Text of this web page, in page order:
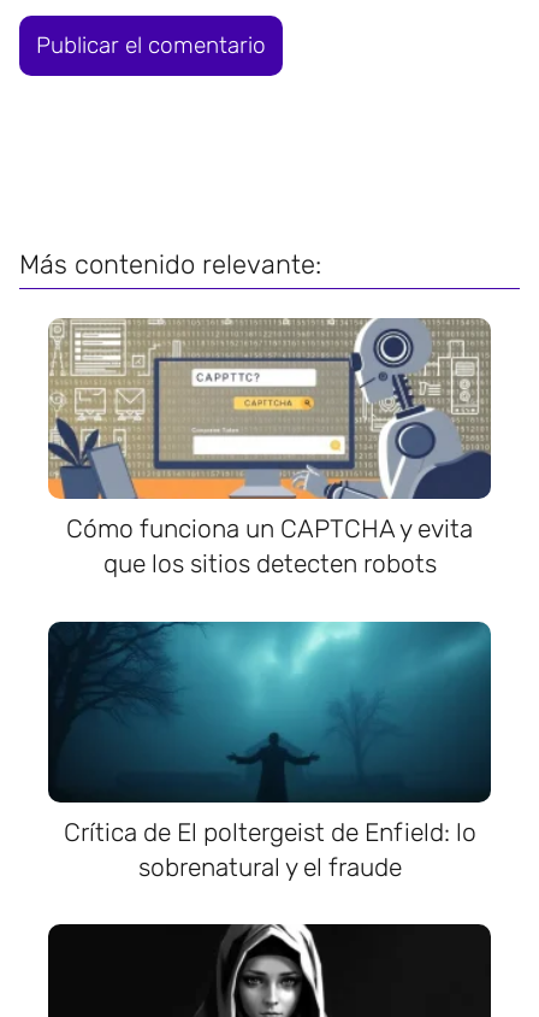
Más contenido relevante:
Cómo funciona un CAPTCHA y evita
que los sitios detecten robots
Crítica de El poltergeist de Enfield: lo
sobrenatural y el fraude